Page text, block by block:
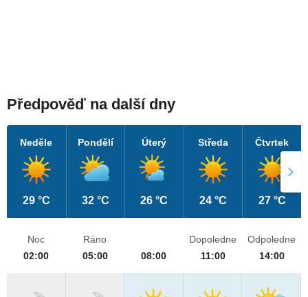
Předpověď na další dny
Neděle
29 °C
Pondělí
32 °C
Úterý
26 °C
Středa
24 °C
Čtvrtek
27 °C
Noc
02:00
Ráno
05:00
08:00
Dopoledne
11:00
Odpoledne
14:00